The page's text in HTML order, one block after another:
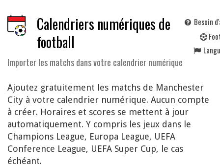
Calendriers numériques de
football
Importer les matchs dans votre calendrier numérique
Besoin
F
Ajoutez gratuitement les matchs de Manchester
City à votre calendrier numérique. Aucun compte
à créer. Horaires et scores se mettent à jour
automatiquement. Y compris les jeux dans le
Champions League, Europa League, UEFA
Conference League, UEFA Super Cup, le cas
échéant.